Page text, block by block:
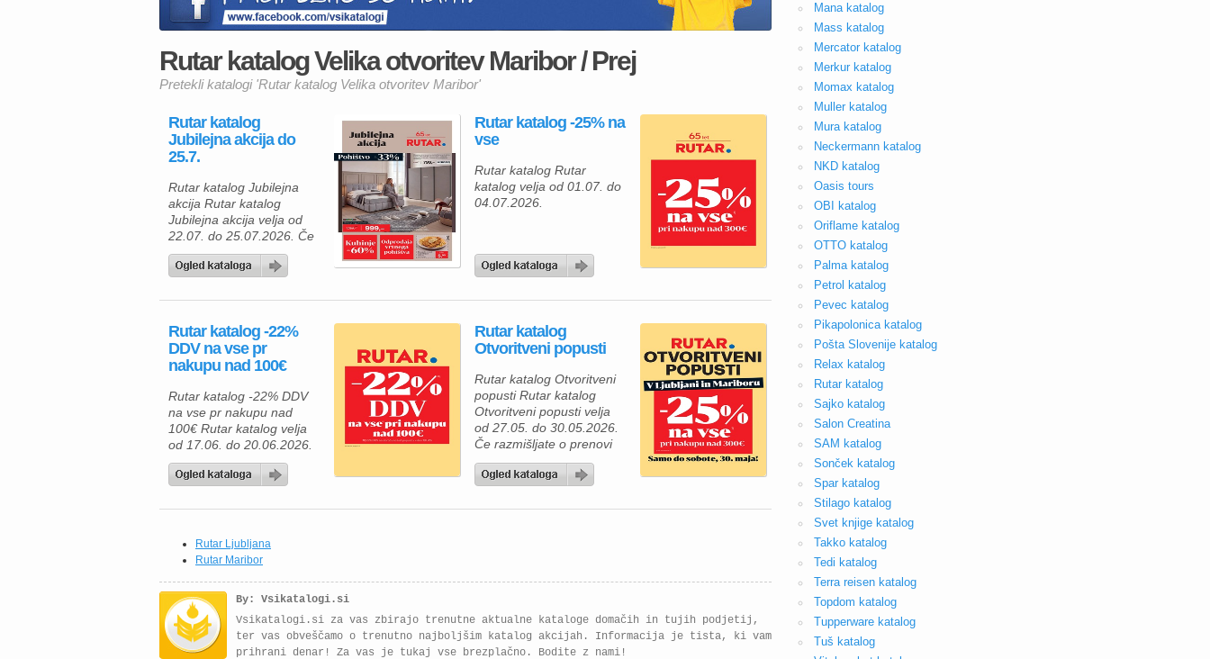
Rutar katalog Velika otvoritev Maribor / Prej
Pretekli katalogi 'Rutar katalog Velika otvoritev Maribor'
Rutar katalog
Jubilejna akcija do
25.7.
Rutar katalog Jubilejna
akcija Rutar katalog
Jubilejna akcija velja od
22.07. do 25.07.2026. Če
razmišljate o prenovi
spalnice ali opremljanju
jubilejna akcija Rutar
Rutar katalogu vas čakajo
kakovostne postelje,
prostorne garderobne
sestavi, ki združujejo
udobje, funkcionalnost ter
eleganten videz. Številni
modeli so na voljo […]
Rutar katalog -25% na
vse
Rutar katalog Rutar
katalog velja od 01.07. do
04.07.2026.
Rutar katalog -22%
DDV na vse pr
nakupu nad 100€
Rutar katalog -22% DDV
na vse pr nakupu nad
100€ Rutar katalog velja
od 17.06. do 20.06.2026.
Če opremljate svoj dom in
iščete kakovostno pohištvo
aktualna ponudba Rutar
nakupu nad 100 € vam
priznajo ugodnost v višini
dodatne prihranke pri
prenovi dnevne […]
Rutar katalog
Otvoritveni popusti
Rutar katalog Otvoritveni
popusti Rutar katalog
Otvoritveni popusti velja
od 27.05. do 30.05.2026.
Če razmišljate o prenovi
kuhinje ali želite svojemu
domu dodati sodoben
ponudba Rutar zagotovo
Rutar Ljubljana
Rutar Maribor
By: Vsikatalogi.si
Vsikatalogi.si za vas zbirajo trenutne aktualne kataloge domačih in tujih podjetij,
ter vas obveščamo o trenutno najboljšim katalog akcijah. Informacija je tista, ki vam
prihrani denar! Za vas je tukaj vse brezplačno. Bodite z nami!
Mana katalog
Mass katalog
Mercator katalog
Merkur katalog
Momax katalog
Muller katalog
Mura katalog
Neckermann katalog
NKD katalog
Oasis tours
OBI katalog
Oriflame katalog
OTTO katalog
Palma katalog
Petrol katalog
Pevec katalog
Pikapolonica katalog
Pošta Slovenije katalog
Relax katalog
Rutar katalog
Sajko katalog
Salon Creatina
SAM katalog
Sonček katalog
Spar katalog
Stilago katalog
Svet knjige katalog
Takko katalog
Tedi katalog
Terra reisen katalog
Topdom katalog
Tupperware katalog
Tuš katalog